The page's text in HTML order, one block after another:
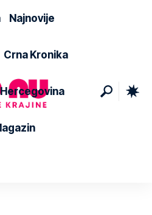
Najnovije
Crna Kronika
Hercegovina